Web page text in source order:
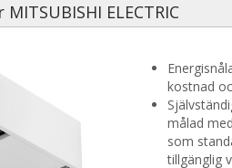
ELECTRIC
kostnad
målad
som
tillgänglig